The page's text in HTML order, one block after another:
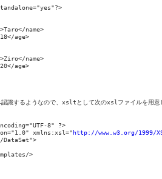
識するようなので、xsltとして次のxslファイルを用意
8" ?>
xmlns:xsl="http://www.w3.org/1999/